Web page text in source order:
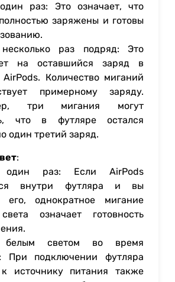
раз: Это означает, что
заряжены и готовы
раз подряд: Это
на оставшийся заряд в
AirPods. Количество миганий
примерному заряду.
три мигания могут
что в футляре остался
один третий заряд.
:
один раз: Если AirPods
внутри футляра и вы
его, однократное мигание
означает готовность
белым светом во время
При подключении футляра
источнику питания также